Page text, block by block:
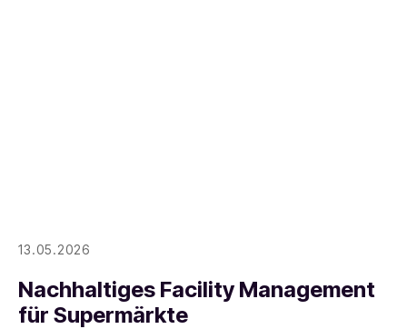
13.05.2026
Nachhaltiges Facility Management
für Supermärkte